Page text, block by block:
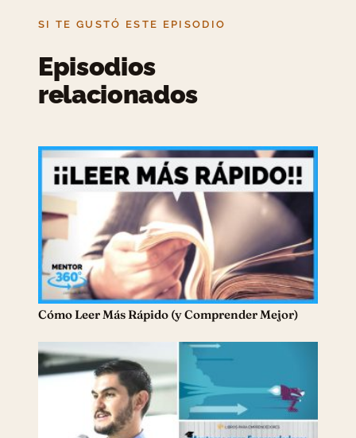
SI TE GUSTÓ ESTE EPISODIO
Episodios
relacionados
Cómo Leer Más Rápido (y Comprender Mejor)